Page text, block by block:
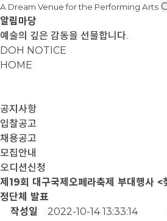
A Dream Venue for the Performing Arts
알림마당
예술의 깊은 감동을 선물합니다.
DOH NOTICE
HOME
공지사항
입찰공고
채용공고
모집안내
오디션신청
제19회 대구국제오페라축제 부대행사 <
정단체 발표
작성일
2022-10-14 13:33:14